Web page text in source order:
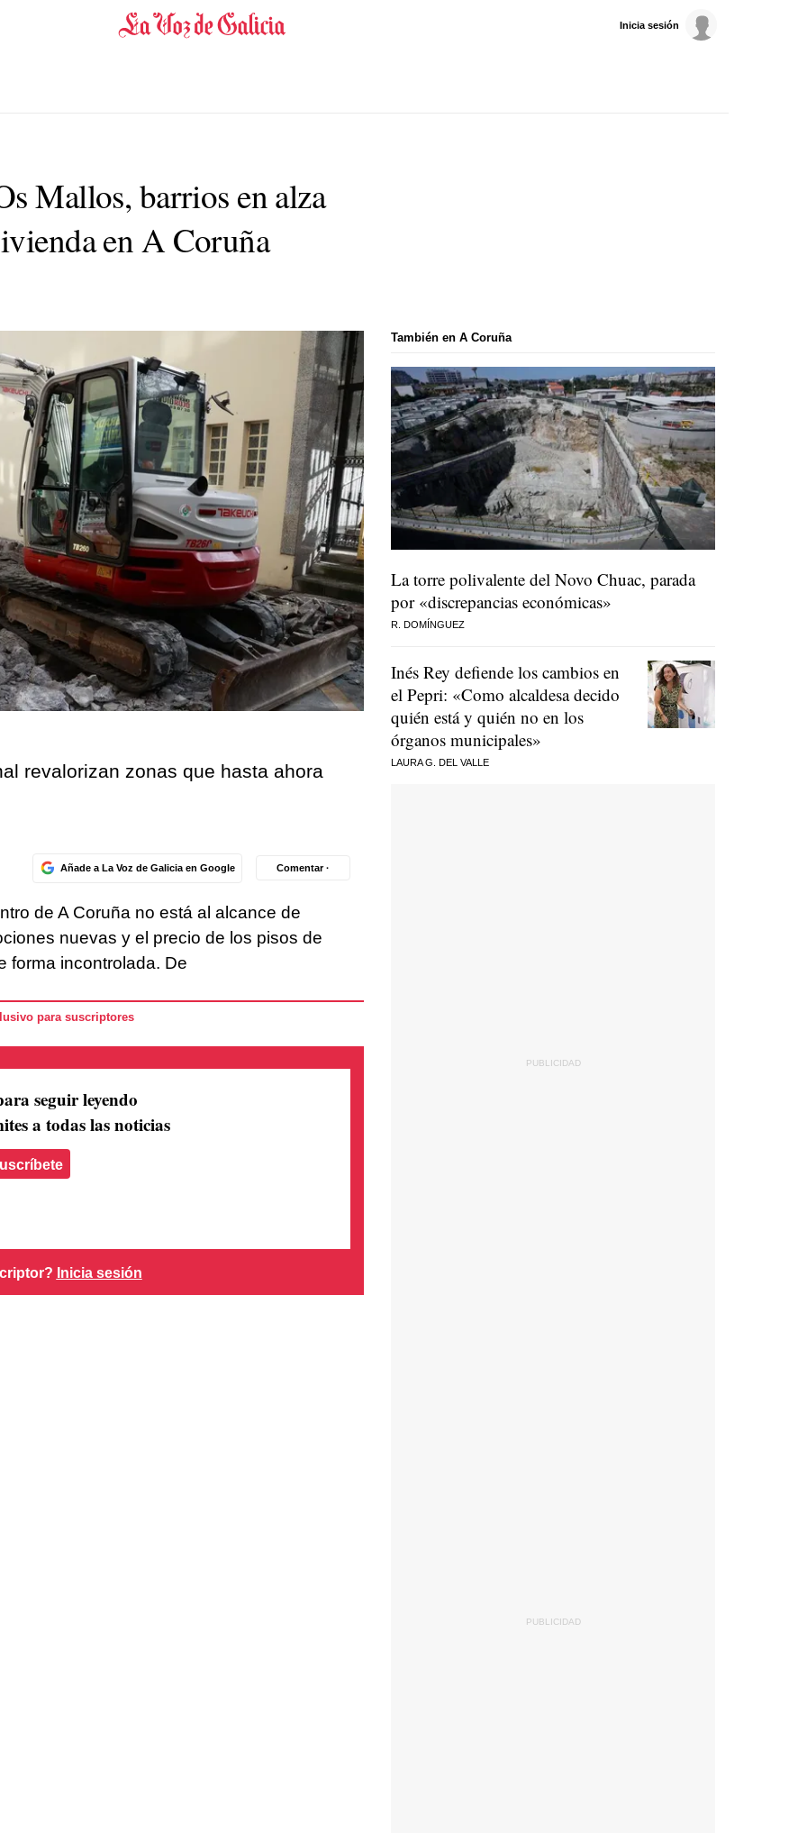
Inicia sesión
Mallos, barrios en alza
en A Coruña
revalorizan zonas que hasta ahora
Añade a La Voz de Galicia en Google Comentar ·
de A Coruña no está al alcance de
nuevas y el precio de los pisos de
forma incontrolada. De
para suscriptores
seguir leyendo
a todas las noticias
Inicia sesión
También en A Coruña
La torre polivalente del Novo Chuac, parada
por «discrepancias económicas»
R. DOMÍNGUEZ
Inés Rey defiende los cambios en
el Pepri: «Como alcaldesa decido
quién está y quién no en los
órganos municipales»
LAURA G. DEL VALLE